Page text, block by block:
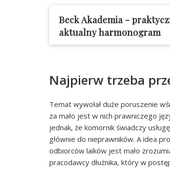
Beck Akademia -
aktualny harmonogram
Najpierw trzeba
Temat wywołał duże poruszenie
za mało jest w nich prawniczego
jednak, że komornik świadczy
głównie do nieprawników. A idea
odbiorców laików jest mało
pracodawcy dłużnika, który w